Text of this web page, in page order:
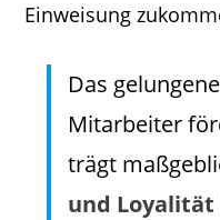
Einweisung
Das
Mitarbeiter
trägt
und Loyalität